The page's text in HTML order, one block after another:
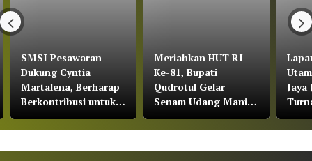
SMSI Pesawaran
Dukung Cyntia
Martalena, Berharap
Berkontribusi untuk
KNMP Pesawaran
Meriahkan HUT RI
Ke-81, Bupati
Qudrotul Gelar
Senam Udang Manis
di Kawasan Wisata
Cakat Raya
Jaya